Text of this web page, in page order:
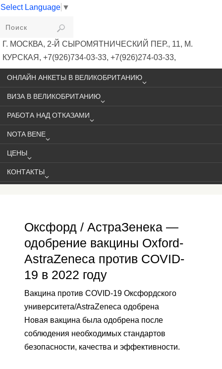
Select Language ▼
VIKIVISA
Г. МОСКВА, 2-Й СЫРОМЯТНИЧЕСКИЙ ПЕР., 11, М.
КУРСКАЯ, +7(926)734-03-33, +7(926)274-03-33,
VISA@VIKIVISA.RU
ОНЛАЙН АНКЕТЫ В ВЕЛИКОБРИТАНИЮ
ВИЗА В ВЕЛИКОБРИТАНИЮ
РАБОТА НАД ОТКАЗАМИ
NOTA BENE
ЦЕНЫ
КОНТАКТЫ
Оксфорд / АстраЗенека —
одобрение вакцины Oxford-
AstraZeneca против COVID-
19 в 2022 году
Вакцина против COVID-19 Оксфордского
университета/AstraZeneca одобрена
Новая вакцина была одобрена после
соблюдения необходимых стандартов
безопасности, качества и эффективности.